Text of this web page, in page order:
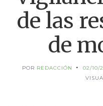
de las
de
POR REDACCIÓN 02/10/